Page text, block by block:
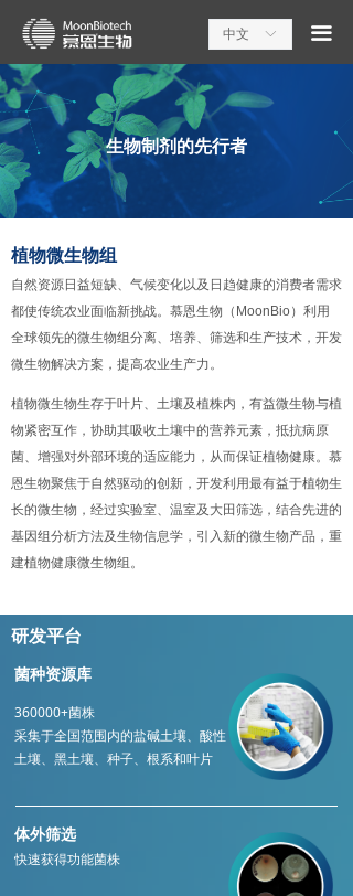
끀
ꀅ
中文
生物制剂的先行者
自然资源日益短缺、气候变化以及日趋健康的消费者需求
都使传统农业面临新挑战。慕恩生物（MoonBio）利用
全球领先的微生物组分离、培养、筛选和生产技术，开发
微生物解决方案，提高农业生产力。
植物微生物生存于叶片、土壤及植株内，有益微生物与植
物紧密互作，协助其吸收土壤中的营养元素，抵抗病原
菌、增强对外部环境的适应能力，从而保证植物健康。慕
恩生物聚焦于自然驱动的创新，开发利用最有益于植物生
长的微生物，经过实验室、温室及大田筛选，结合先进的
基因组分析方法及生物信息学，引入新的微生物产品，重
建植物健康微生物组。
植物微生物组
研发平台
菌种资源库
360000+菌株
采集于全国范围内的盐碱土壤、酸性
土壤、黑土壤、种子、根系和叶片
体外筛选
快速获得功能菌株